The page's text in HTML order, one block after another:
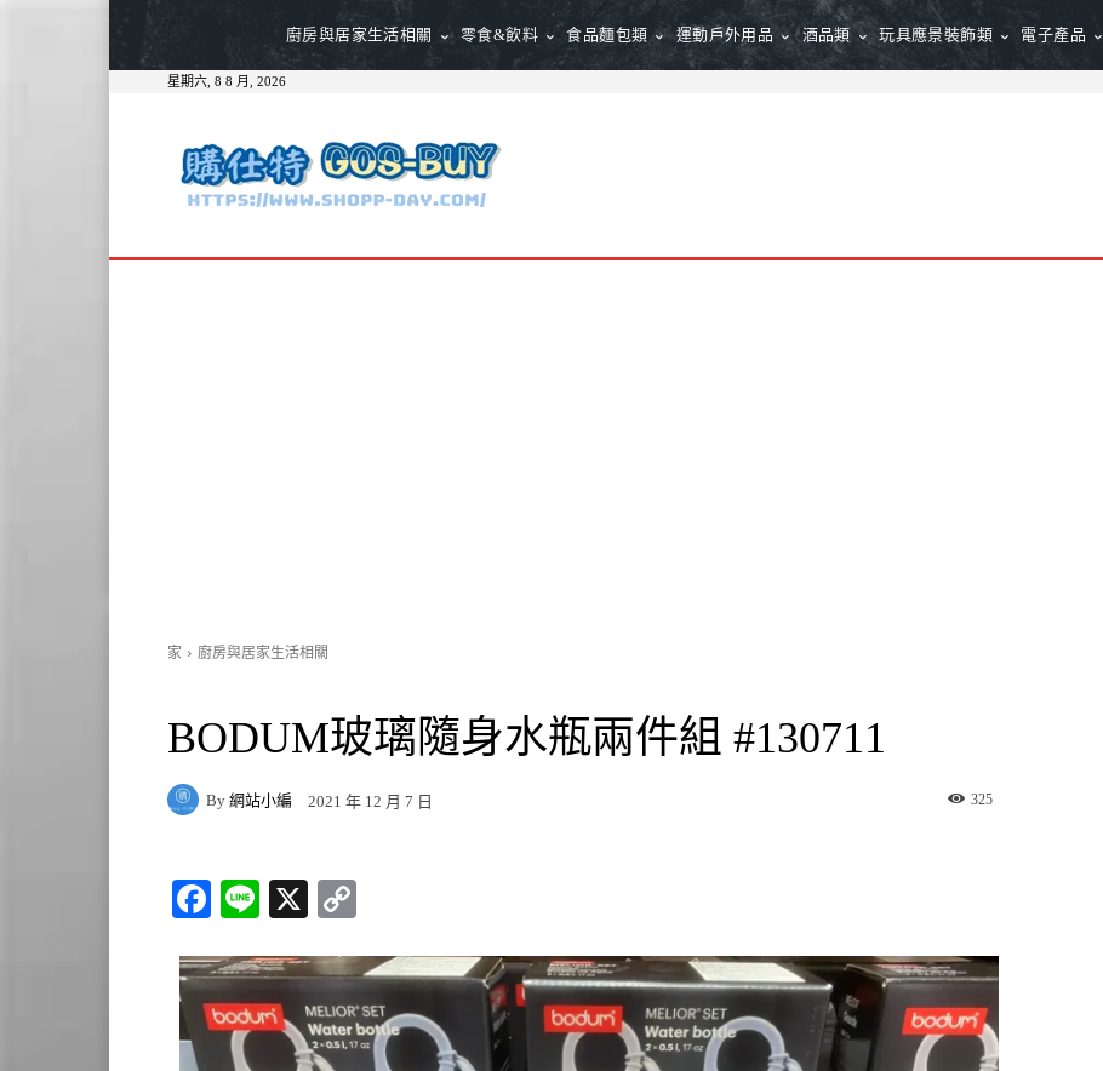
廚房與居家生活相關 零食&飲料 食品麵包類 運動戶外用品 酒品類 玩具應景裝飾類 電子產品
星期六, 8 8 月, 2026
家 廚房與居家生活相關
BODUM玻璃隨身水瓶兩件組 #130711
By 網站小編 2021 年 12 月 7 日 325
Fa
bo
ok
Li
X
y
Li
nk